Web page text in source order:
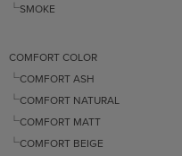
└SMOKE
COMFORT COLOR
└COMFORT ASH
└COMFORT NATURAL
└COMFORT MATT
└COMFORT BEIGE